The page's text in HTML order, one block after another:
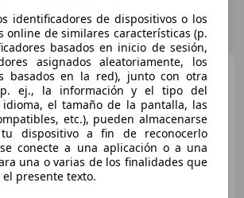
BMW 116116iA
€ 27.850
Preciojusto
identificadores de dispositivos o los
online de similares características (p.
basados en inicio de sesión,
asignados aleatoriamente, los
basados en la red), junto con otra
ej., la información y el tipo del
idioma, el tamaño de la pantalla, las
etc.), pueden almacenarse
dispositivo a fin de reconocerlo
conecte a una aplicación o a una
una o varias de los finalidades que
presente texto.